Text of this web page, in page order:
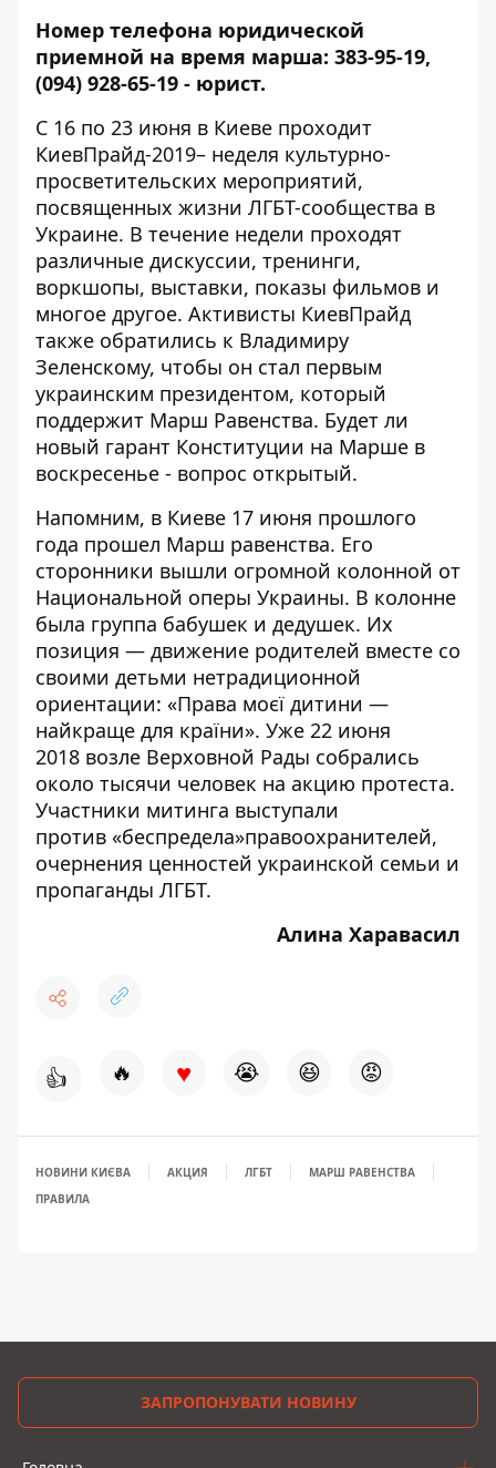
Номер телефона юридической
приемной на время марша: 383-95-19,
(094) 928-65-19 - юрист.
С 16 по 23 июня в Киеве проходит
КиевПрайд-2019– неделя культурно-
просветительских мероприятий,
посвященных жизни ЛГБТ-сообщества в
Украине. В течение недели проходят
различные дискуссии, тренинги,
воркшопы, выставки, показы фильмов и
многое другое. Активисты КиевПрайд
также обратились к Владимиру
Зеленскому, чтобы он стал первым
украинским президентом, который
поддержит Марш Равенства. Будет ли
новый гарант Конституции на Марше в
воскресенье - вопрос открытый.
Напомним, в Киеве 17 июня прошлого
года прошел Марш равенства. Его
сторонники вышли огромной колонной от
Национальной оперы Украины. В колонне
была группа бабушек и дедушек. Их
позиция — движение родителей вместе со
своими детьми нетрадиционной
ориентации: «Права моєї дитини —
найкраще для країни». Уже 22 июня
2018 возле Верховной Рады собрались
около тысячи человек на акцию протеста.
Участники митинга выступали
против «беспредела»правоохранителей,
очернения ценностей украинской семьи и
пропаганды ЛГБТ.
Алина Харавасил
👍 🔥 ♥ 😭 😆 😡
НОВИНИ КИЄВА АКЦИЯ ЛГБТ
МАРШ РАВЕНСТВА
ПРАВИЛА
ЗАПРОПОНУВАТИ НОВИНУ